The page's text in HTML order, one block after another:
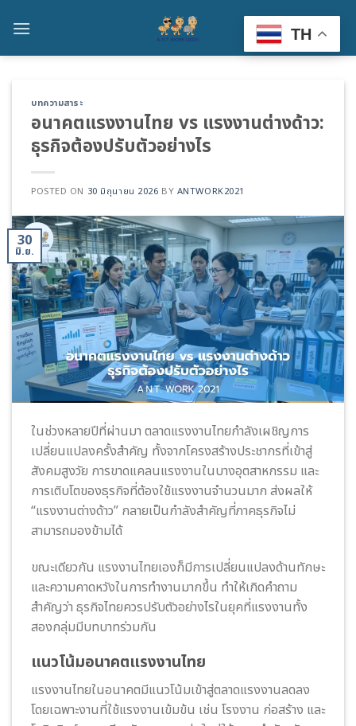
บทความสาระ
อนาคตแรงงานไทย vs แรงงานต่างด้าว:
ธุรกิจต้องปรับตัวอย่างไร
POSTED ON 30 มิถุนายน 2026 BY ANTWORK2021
30
มิ.ย.
ในช่วงหลายปีที่ผ่านมา ตลาดแรงงานไทยกำลังเผชิญการ
เปลี่ยนแปลงครั้งสำคัญ ทั้งจากโครงสร้างประชากรที่เข้าสู่
สังคมสูงวัย การขาดแคลนแรงงานในบางอุตสาหกรรม และ
การเติบโตของธุรกิจที่ต้องใช้แรงงานจำนวนมาก ส่งผลให้
“แรงงานต่างด้าว” กลายเป็นกำลังสำคัญที่ภาคธุรกิจไม่
สามารถมองข้ามได้
ขณะเดียวกัน แรงงานไทยเองก็มีการเปลี่ยนแปลงด้านทักษะ
และความคาดหวังในการทำงานมากขึ้น ทำให้เกิดคำถาม
สำคัญว่า ธุรกิจไทยควรปรับตัวอย่างไรในยุคที่แรงงานทั้ง
สองกลุ่มมีบทบาทร่วมกัน
แนวโน้มอนาคตแรงงานไทย
แรงงานไทยในอนาคตมีแนวโน้มเข้าสู่ตลาดแรงงานลดลง
โดยเฉพาะงานที่ใช้แรงงานเข้มข้น เช่น โรงงาน ก่อสร้าง และ
TH